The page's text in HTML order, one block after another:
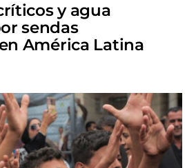
y agua
sendas
América Latina